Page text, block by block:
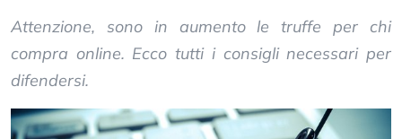
Attenzione, sono in aumento le truffe per chi
compra online. Ecco tutti i consigli necessari per
difendersi.